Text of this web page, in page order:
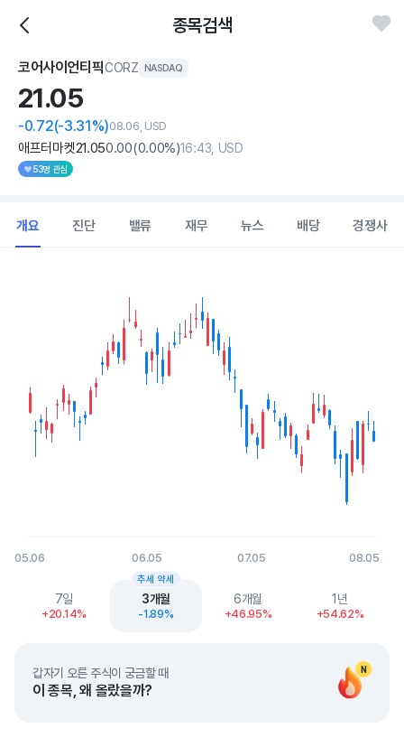
종목검색
코어사이언티픽CORZ NASDAQ
21.05
-0.72(-3.31%)08.06, USD
애프터마켓21.050.00(0.00%)16:43, USD
53명 관심
개요 진단 밸류 재무 뉴스 배당 경쟁사
View as data table, Chart
The chart has 1 X axis displaying Time. Data ranges from
The chart has 1 Y axis displaying values. Data ranges from 17.92
05.06 06.05 07.05 08.05
End of interactive chart.
7일
+20.14%
3개월
-1.89%
추세 약세
6개월
+46.95%
1년
+54.62%
N
갑자기 오른 주식이 궁금할 때
이 종목, 왜 올랐을까?